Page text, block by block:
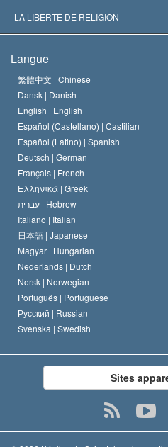
Décisions historiques
Les plus grands experts au monde
L. Ron Hubbard
Le Credo de l’église de Scientology
Le Code du scientologue
David Miscavige
LA LIBERTÉ DE RELIGION
Les normes internationales des
Proclamation sur la religion
Langue
繁體中文 | Chinese
Dansk | Danish
English | English
Español (Castellano) | Castilian
Español (Latino) | Spanish
Deutsch | German
Français | French
Ελληνικά | Greek
עברית | Hebrew
Italiano | Italian
日本語 | Japanese
Magyar | Hungarian
Nederlands | Dutch
Norsk | Norwegian
Português | Portuguese
Русский | Russian
Svenska | Swedish
Sites